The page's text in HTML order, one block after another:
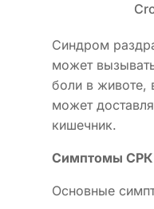
Синдром
может
боли в животе,
может
кишечник.
Симптомы СРК
Основные